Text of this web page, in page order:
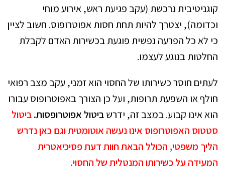
קוגניטיבית נרכשת (עקב פגיעת ראש, אירוע מוחי
וכדומה), יצטרך להיות תחת חסות אפוטרופוס. חשוב לציין
כי לא כל הפרעה נפשית פוגעת בכשירות האדם לקבלת
החלטות בנוגע לעצמו.
לעתים חוסר כשירותו של החסוי הוא זמני, עקב מצב רפואי
חולף או השפעת תרופות, ועל כן הצורך באפוטרופוס עבורו
הוא אינו קבוע. במצב זה, ידרשביטול אפוטרופסות.ביטול
סטטוס האפוטרופוס אינו נעשה אוטומטית וגם כאן נדרש
הליך משפטי, הכולל הבאת חוות דעת פסיכיאטרית
המעידה על כשירותו המנטלית של החסוי.